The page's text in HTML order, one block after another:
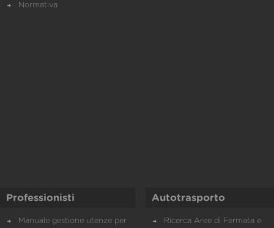
Normativa
Professionisti
Manuale gestione utenze per
Autotrasporto
Ricerca Aree di Fermata e